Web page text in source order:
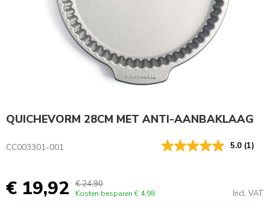
QUICHEVORM 28CM MET ANTI-AANBAKLAAG
CC003301-001 5.0 (1)
€ 19,92 € 24,90
Kosten besparen € 4,98 Incl. VAT